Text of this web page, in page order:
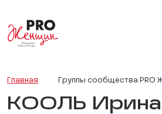
Главная Группы сообщества PRO
КООЛЬ Ирина